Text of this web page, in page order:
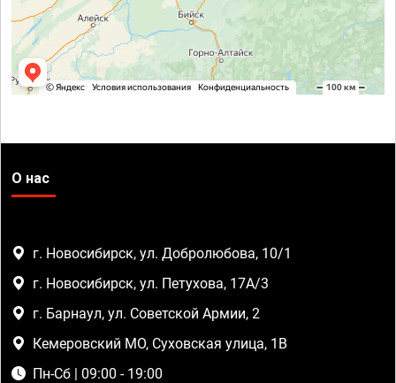
О нас
г. Новосибирск, ул. Добролюбова, 10/1
г. Новосибирск, ул. Петухова, 17А/3
г. Барнаул, ул. Советской Армии, 2
Кемеровский МО, Суховская улица, 1В
Пн-Сб | 09:00 - 19:00